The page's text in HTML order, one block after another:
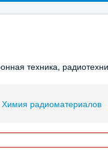
техника,
Химия радиоматериалов